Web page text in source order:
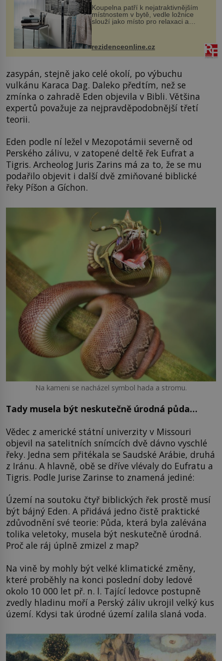
Koupelna patří k nejatraktivnějším
místnostem v bytě, vedle ložnice
slouží jako místo pro relaxaci a
odpočinek. Koupelnový textil –
ručníky, osušky a koberečky –
proutku...
rezidenceonline.cz
zasypán, stejně jako celé okolí, po výbuchu
vulkánu Karaca Dag. Daleko předtím, než se
zmínka o zahradě Eden objevila v Bibli. Většina
expertů považuje za nejpravděpodobnější třetí
teorii.
Eden podle ní ležel v Mezopotámii severně od
Perského zálivu, v zatopené deltě řek Eufrat a
Tigris. Archeolog Juris Zarins má za to, že se mu
podařilo objevit i další dvě zmiňované biblické
řeky Píšon a Gíchon.
Na kameni se nacházel symbol hada a stromu.
Tady musela být neskutečně úrodná půda…
Vědec z americké státní univerzity v Missouri
objevil na satelitních snímcích dvě dávno vyschlé
řeky. Jedna sem přitékala se Saudské Arábie, druhá
z Iránu. A hlavně, obě se dříve vlévaly do Eufratu a
Tigris. Podle Jurise Zarinse to znamená jediné:
Území na soutoku čtyř biblických řek prostě musí
být bájný Eden. A přidává jedno čistě praktické
zdůvodnění své teorie: Půda, která byla zalévána
tolika veletoky, musela být neskutečně úrodná.
Proč ale ráj úplně zmizel z map?
Na vině by mohly být velké klimatické změny,
které proběhly na konci poslední doby ledové
okolo 10 000 let př. n. l. Tající ledovce postupně
zvedly hladinu moří a Perský záliv ukrojil velký kus
území. Kdysi tak úrodné území zalila slaná voda.